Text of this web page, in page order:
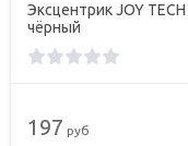
Эксцентрик JOY
чёрный
197 руб